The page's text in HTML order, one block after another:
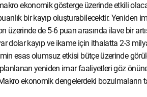
ekonomik gösterge üzerinde etkili
bir kayıp oluşturabilecektir. Yeniden
de 5-6 puan arasında ilave bir
dolar kayıp ve ikame için ithalatta 2-3
esas olumsuz etkisi bütçe üzerinde
yeniden imar faaliyetleri göz önüne
ekonomik dengelerdeki bozulmaların